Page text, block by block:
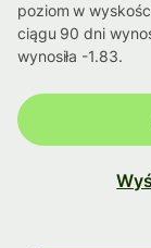
poziom w
ciągu 90 dni
wynosiła -1.83.